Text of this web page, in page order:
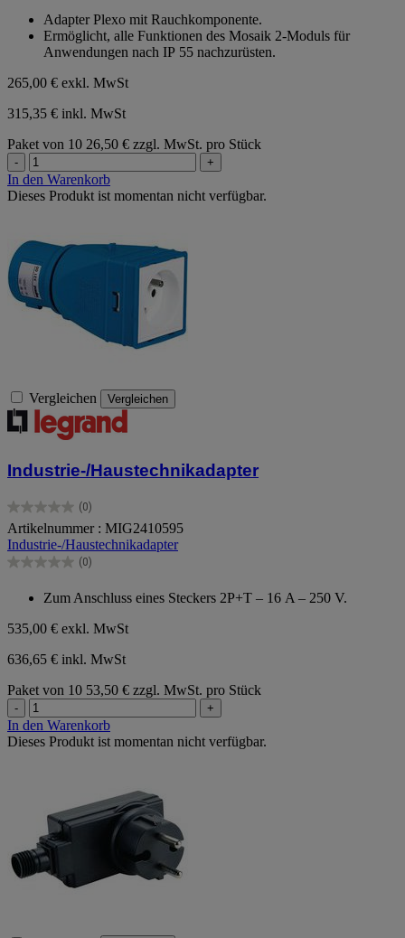
Sternen.
Adapter Plexo mit Rauchkomponente.
Ermöglicht, alle Funktionen des Mosaik 2-Moduls für
Anwendungen nach IP 55 nachzurüsten.
265,00 € exkl. MwSt
315,35 € inkl. MwSt
Paket von 10 26,50 € zzgl. MwSt. pro Stück
- +
In den Warenkorb
Dieses Produkt ist momentan nicht verfügbar.
Vergleichen Vergleichen
Industrie-/Haustechnikadapter
(0)
0.0
von
5
Sternen.
Artikelnummer : MIG2410595
Industrie-/Haustechnikadapter
(0)
0.0
Zum Anschluss eines Steckers 2P+T – 16 A – 250 V.
535,00 € exkl. MwSt
636,65 € inkl. MwSt
Paket von 10 53,50 € zzgl. MwSt. pro Stück
- +
In den Warenkorb
Dieses Produkt ist momentan nicht verfügbar.